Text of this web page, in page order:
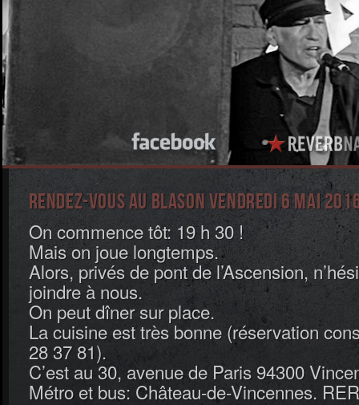
Rendez-vous au Blason vendredi 6 mai
On commence tôt: 19 h 30 !
Mais on joue longtemps.
Alors, privés de pont de l’Ascension,
joindre à nous.
On peut dîner sur place.
La cuisine est très bonne (réservation
28 37 81).
C’est au 30, avenue de Paris 94300
Métro et bus: Château-de-Vincennes.